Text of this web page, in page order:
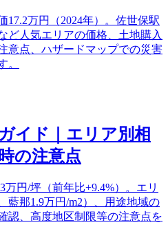
17.2万円（2024年）。佐世保駅
ど人気エリアの価格、土地購入
意点、ハザードマップでの災害
。
イド｜エリア別相
の注意点
円/坪（前年比+9.4%）。エリ
藍那1.9万円/m2）、用途地域の
認、高度地区制限等の注意点を